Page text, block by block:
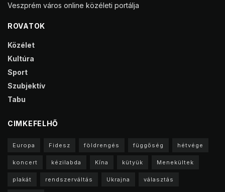
Veszprém város online közéleti portálja
ROVATOK
Közélet
Kultúra
Sport
Szubjektív
Tabu
CIMKEFELHŐ
Europa Fidesz földrengés függőség hétvége
koncert kézilabda Kína kütyük Menekültek
plakát rendszerváltás Ukrajna választás